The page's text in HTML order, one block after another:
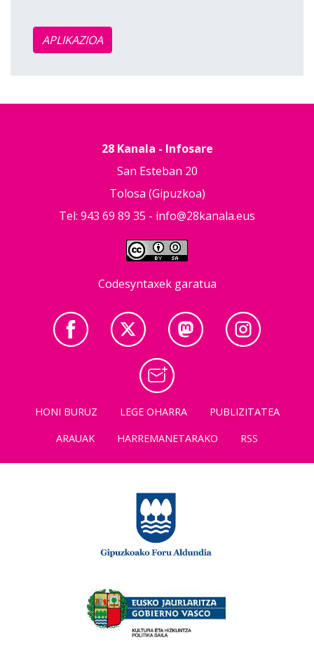
APLIKAZIOA
28 Kanala - Infosare
San Esteban 20
Tolosa (Gipuzkoa)
Tel: 943 69 89 35 - info@28kanala.eus
Codesyntaxek garatua
HONI BURUZ LEGE OHARRA
PUBLIZITATEA
ARAUAK
HARREMANETARAKO RSS